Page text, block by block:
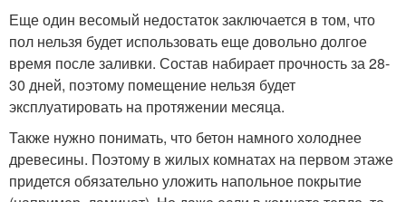
Еще один весомый недостаток заключается в том, что
пол нельзя будет использовать еще довольно долгое
время после заливки. Состав набирает прочность за 28-
30 дней, поэтому помещение нельзя будет
эксплуатировать на протяжении месяца.
Также нужно понимать, что бетон намного холоднее
древесины. Поэтому в жилых комнатах на первом этаже
придется обязательно уложить напольное покрытие